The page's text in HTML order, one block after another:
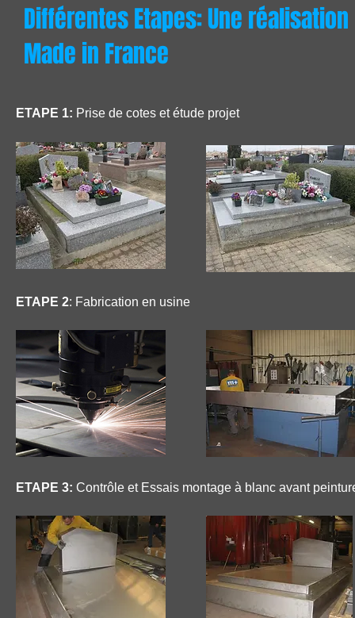
Différentes Etapes: Une
Made in France
ETAPE 1: Prise de cotes et étude projet
ETAPE 2: Fabrication en usine
ETAPE 3: Contrôle et Essais montage à blanc avant